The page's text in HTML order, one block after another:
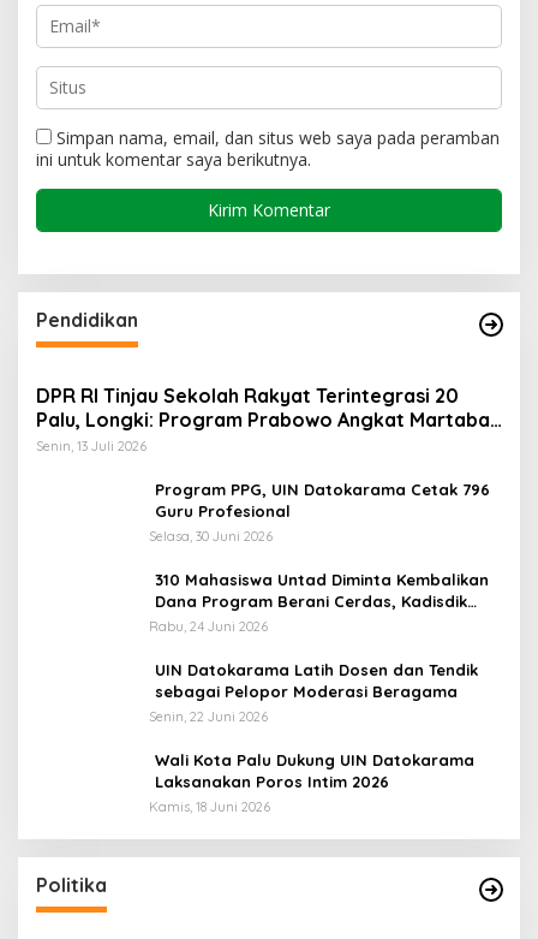
Simpan nama, email, dan situs web saya pada peramban
ini untuk komentar saya berikutnya.
Pendidikan
DPR RI Tinjau Sekolah Rakyat Terintegrasi 20
Palu, Longki: Program Prabowo Angkat Martabat
Anak Miskin
Senin, 13 Juli 2026
Program PPG, UIN Datokarama Cetak 796
Guru Profesional
Selasa, 30 Juni 2026
310 Mahasiswa Untad Diminta Kembalikan
Dana Program Berani Cerdas, Kadisdik
Sulteng: Tidak Boleh Terima Beasiswa
Rabu, 24 Juni 2026
UIN Datokarama Latih Dosen dan Tendik
sebagai Pelopor Moderasi Beragama
Senin, 22 Juni 2026
Wali Kota Palu Dukung UIN Datokarama
Laksanakan Poros Intim 2026
Kamis, 18 Juni 2026
Politika